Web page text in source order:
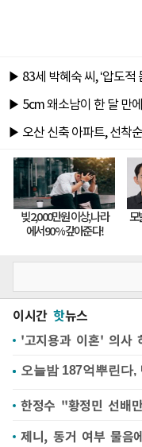
이시간 핫뉴스
'고지용과 이혼' 의사
한정수 "황정민 선배
제니, 동거 여부 물음